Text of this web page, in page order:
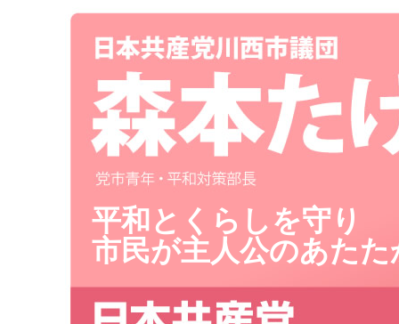
平和とくらしを守り
市民が主人公のあた